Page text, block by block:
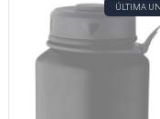
ÚLTIMA